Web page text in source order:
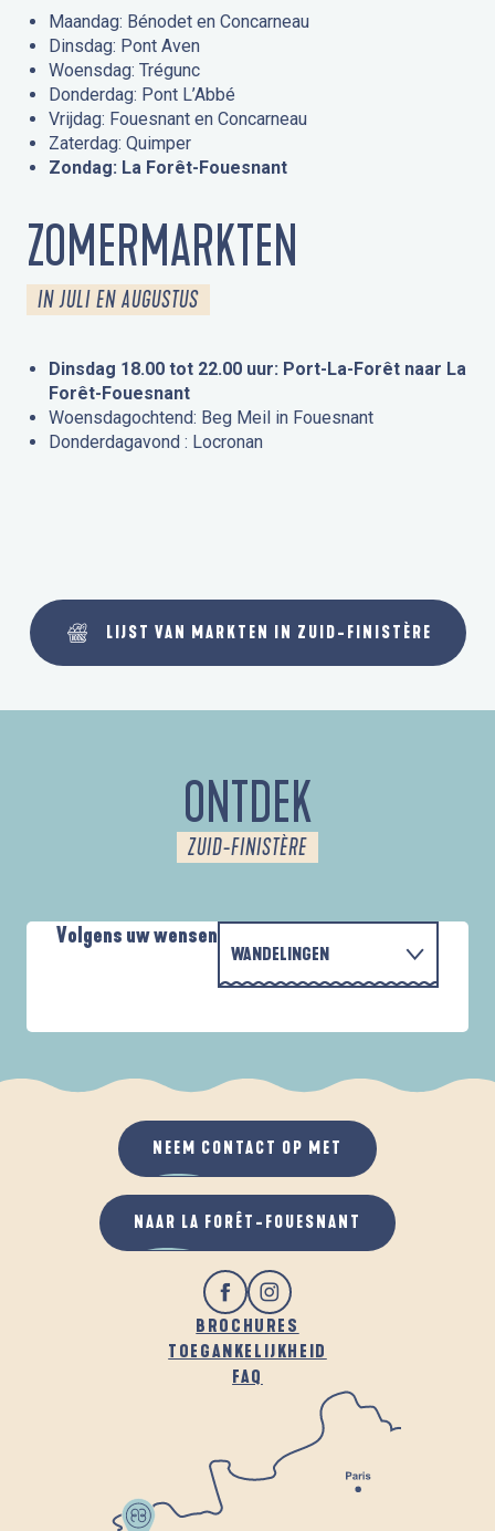
Maandag: Bénodet en Concarneau
Dinsdag: Pont Aven
Woensdag: Trégunc
Donderdag: Pont L’Abbé
Vrijdag: Fouesnant en Concarneau
Zaterdag: Quimper
Zondag: La Forêt-Fouesnant
ZOMERMARKTEN
IN JULI EN AUGUSTUS
Dinsdag 18.00 tot 22.00 uur: Port-La-Forêt naar La
Forêt-Fouesnant
Woensdagochtend: Beg Meil in Fouesnant
Donderdagavond : Locronan
LIJST VAN MARKTEN IN ZUID-FINISTÈRE
ONTDEK
ZUID-FINISTÈRE
Volgens uw wensen
WANDELINGEN
ALS HET REGENT
IN DE FRISSE LUCHT
PARCOURS D'INTERPRÉTATION DE L'ANSE
BROCHURES
TOEGANKELIJKHEID
FAQ
NEEM CONTACT OP MET
NAAR LA FORÊT-FOUESNANT